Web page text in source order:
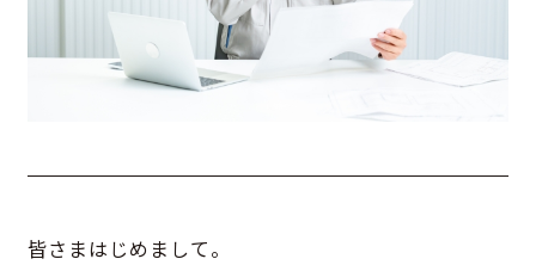
皆さまはじめまして。